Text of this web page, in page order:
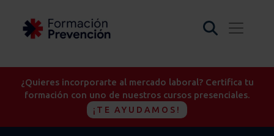
¿Quieres incorporarte al mercado laboral? Certifica tu
formación con uno de nuestros cursos presenciales.
¡TE AYUDAMOS!